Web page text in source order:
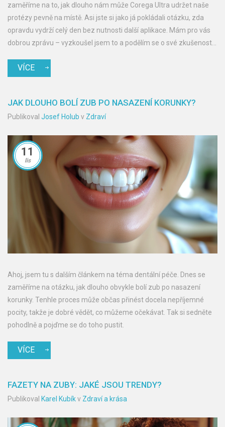
zaměříme na to, jak dlouho nám může Corega Ultra udržet naše
protézy pevně na místě. Asi jste si jako já pokládali otázku, zda
opravdu vydrží celý den bez nutnosti další aplikace. Mám pro vás
dobrou zprávu – vyzkoušel jsem to a podělím se o své zkušenosti.
vaše protézy byly jako přilepené co nejdéle. Pojďme společně
VÍCE
JAK DLOUHO BOLÍ ZUB PO NASAZENÍ KORUNKY?
Publikoval Josef Holub v Zdraví
11
lis
Ahoj, jsem tu s dalším článkem na téma dentální péče. Dnes se
zaměříme na otázku, jak dlouho obvykle bolí zub po nasazení
korunky. Tenhle proces může občas přinést docela nepříjemné
pocity, takže je dobré vědět, co můžeme očekávat. Tak si sedněte
pohodlně a pojďme se do toho pustit.
VÍCE
FAZETY NA ZUBY: JAKÉ JSOU TRENDY?
Publikoval Karel Kubíkv Zdraví a krása